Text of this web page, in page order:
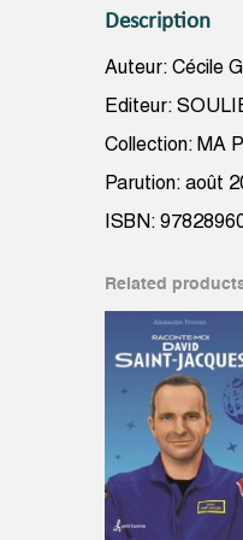
Description
Auteur: Cécile
Editeur:
Collection: MA
Parution: août
ISBN:
Related